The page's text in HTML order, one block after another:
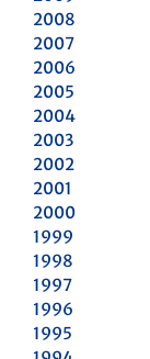
2008
2007
2006
2005
2004
2003
2002
2001
2000
1999
1998
1997
1996
1995